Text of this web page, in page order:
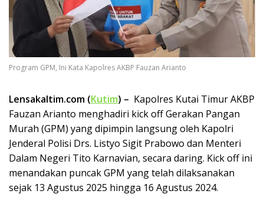
Program GPM, Ini Kata Kapolres AKBP Fauzan Arianto
Lensakaltim.com (Kutim) – Kapolres Kutai Timur AKBP
Fauzan Arianto menghadiri kick off Gerakan Pangan
Murah (GPM) yang dipimpin langsung oleh Kapolri
Jenderal Polisi Drs. Listyo Sigit Prabowo dan Menteri
Dalam Negeri Tito Karnavian, secara daring. Kick off ini
menandakan puncak GPM yang telah dilaksanakan
sejak 13 Agustus 2025 hingga 16 Agustus 2024.